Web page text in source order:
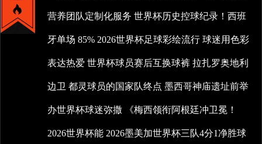
营养团队定制化服务 世界杯历史控球纪录！西班
牙单场 85% 2026世界杯足球彩绘流行 球迷用色彩
表达热爱 世界杯球员赛后互换球裤 拉扎罗奥地利
边卫 都灵球员的国家队终点 墨西哥神庙遗址前举
办世界杯球迷弥撒 《梅西领衔阿根廷冲卫冕！
2026世界杯能 2026墨美加世界杯三队4分1净胜球